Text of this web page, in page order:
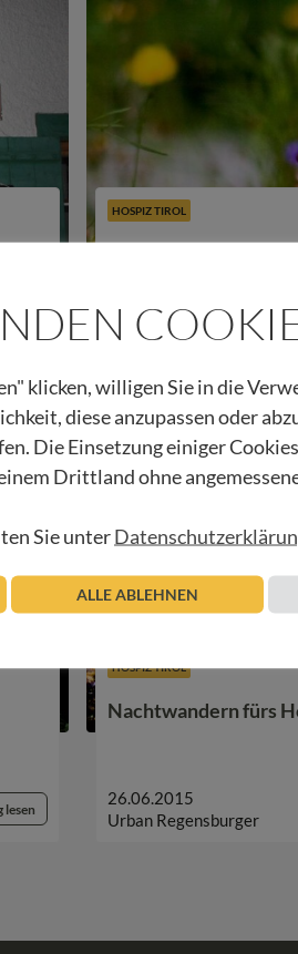
HOSPIZ TIROL
24.06.2016
lesen
HOSPIZ TIROL
Nachtwandern fürs
26.06.2015
Urban Regensburger
klicken, willigen Sie in die
diese anzupassen oder
Die Einsetzung einiger
Drittland ohne
Sie unter
ALLE ABLEHNEN